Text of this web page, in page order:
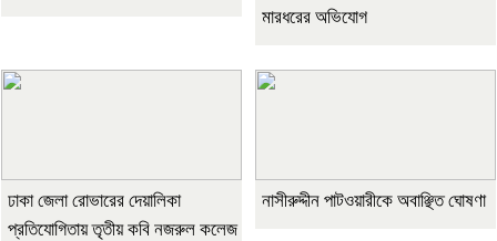
মারধরের অভিযোগ
ঢাকা জেলা রোভারের দেয়ালিকা
প্রতিযোগিতায় তৃতীয় কবি নজরুল কলেজ
নাসীরুদ্দীন পাটওয়ারীকে অবাঞ্ছিত ঘোষণা